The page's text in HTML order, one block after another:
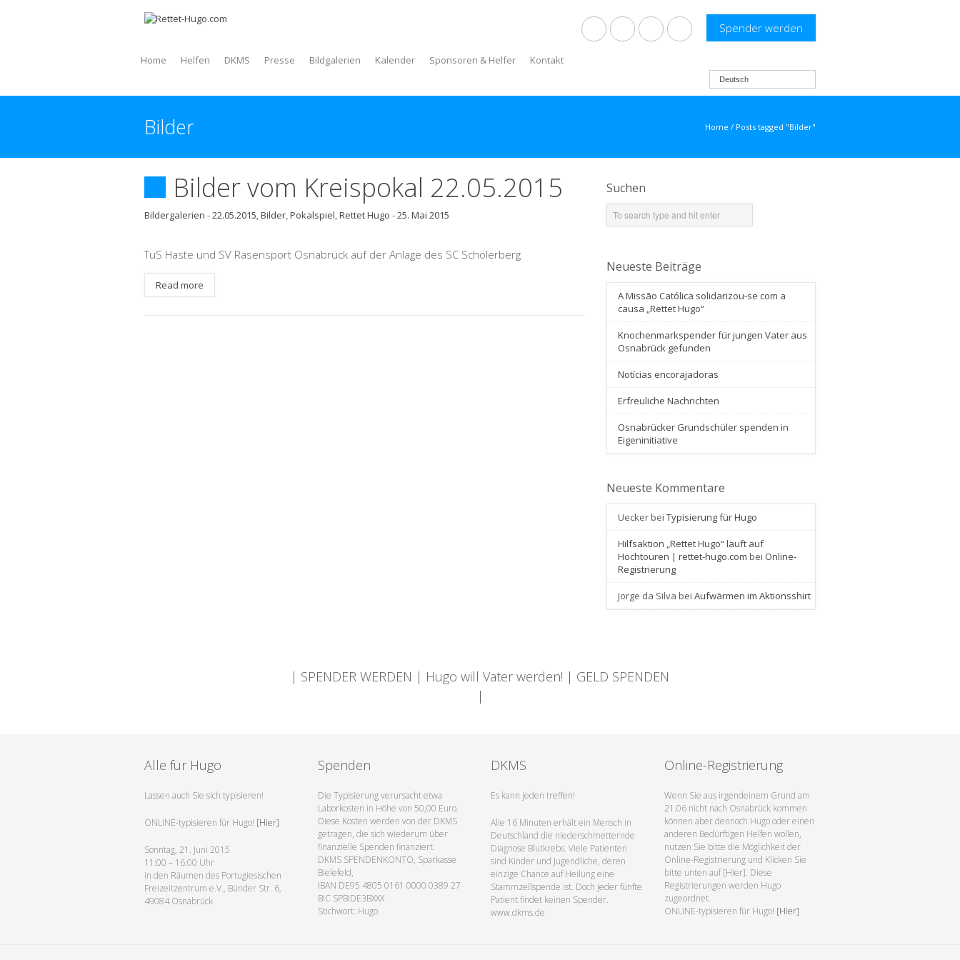
Spender werden
Home Helfen DKMS Presse Bildgalerien Kalender Sponsoren & Helfer Kontakt
Deutsch
Bilder Home / Posts tagged "Bilder"
Bilder vom Kreispokal 22.05.2015
Bildergalerien -22.05.2015,Bilder,Pokalspiel,Rettet Hugo -25. Mai 2015
TuS Haste und SV Rasensport Osnabrück auf der Anlage des SC Schölerberg
Read more
Suchen
Neueste Beiträge
A Missão Católica solidarizou-se com a
causa „Rettet Hugo“
Knochenmarkspender für jungen Vater aus
Osnabrück gefunden
Notícias encorajadoras
Erfreuliche Nachrichten
Osnabrücker Grundschüler spenden in
Eigeninitiative
Neueste Kommentare
Ueckerbei Typisierung für Hugo
Hilfsaktion „Rettet Hugo“ läuft auf
Hochtouren | rettet-hugo.com bei Online-
Registrierung
Jorge da Silva bei Aufwärmen im Aktionsshirt
| SPENDER WERDEN | Hugo will Vater werden! | GELD SPENDEN
|
Alle für Hugo
Lassen auch Sie sich typisieren!
ONLINE-typisieren für Hugo! [Hier]
Sonntag, 21. Juni 2015
11:00 – 16:00 Uhr
in den Räumen des Portugiesischen
Freizeitzentrum e.V., Bünder Str. 6,
49084 Osnabrück
Spenden
Die Typisierung verursacht etwa
Laborkosten in Höhe von 50,00 Euro.
Diese Kosten werden von der DKMS
getragen, die sich wiederum über
finanzielle Spenden finanziert.
DKMS SPENDENKONTO, Sparkasse
Bielefeld,
IBAN DE95 4805 0161 0000 0389 27
BIC SPBIDE3BXXX
Stichwort: Hugo
DKMS
Es kann jeden treffen!
Alle 16 Minuten erhält ein Mensch in
Deutschland die niederschmetternde
Diagnose Blutkrebs. Viele Patienten
sind Kinder und Jugendliche, deren
einzige Chance auf Heilung eine
Stammzellspende ist. Doch jeder fünfte
Patient findet keinen Spender.
www.dkms.de
Online-Registrierung
Wenn Sie aus irgendeinem Grund am
21.06 nicht nach Osnabrück kommen
können aber dennoch Hugo oder einen
anderen Bedürftigen Helfen wollen,
nutzen Sie bitte die Möglichkeit der
Online-Registrierung und Klicken Sie
bitte unten auf [Hier]. Diese
Registrierungen werden Hugo
zugeordnet.
ONLINE-typisieren für Hugo! [Hier]